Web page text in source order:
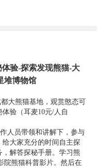
验-探索发现熊猫-大
堆博物馆
大熊猫基地，观赏憨态可
验（耳麦10元/人自
人员带领和讲解下，参与
大家充分的时间自主探
解答探秘手册。学习熊
院熊猫科普影片。然后在